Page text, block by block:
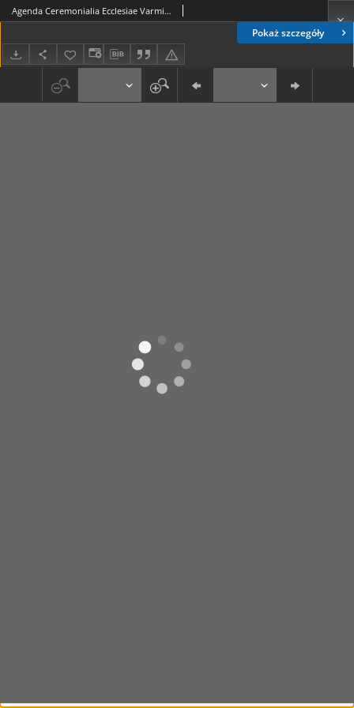
Pokaż szczegóły
Agenda Ceremonialia Ecclesiae Varmiensis